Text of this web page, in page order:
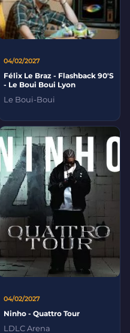
04/02/2027
Félix Le Braz - Flashback 90'S
- Le Boui Boui Lyon
Le Boui-Boui
04/02/2027
Ninho - Quattro Tour
LDLC Arena